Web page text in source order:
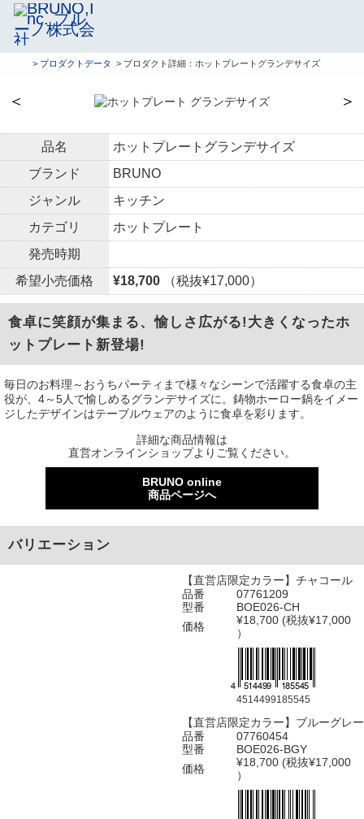
> プロダクトデータ > プロダクト詳細：ホットプレートグランデサイズ
＜ ＞
品名
ホットプレートグランデサイズ
ブランド
BRUNO
ジャンル
キッチン
カテゴリ
ホットプレート
発売時期
希望小売価格
¥18,700 （税抜¥17,000）
食卓に笑顔が集まる、愉しさ広がる!大きくなったホ
ットプレート新登場!
毎日のお料理～おうちパーティまで様々なシーンで活躍する食卓の主
役が、4～5人で愉しめるグランデサイズに。鋳物ホーロー鍋をイメー
ジしたデザインはテーブルウェアのように食卓を彩ります。
詳細な商品情報は
直営オンラインショップよりご覧ください。
BRUNO online
商品ページへ
バリエーション
【直営店限定カラー】チャコール
品番
07761209
型番
BOE026-CH
価格
¥18,700 (税抜¥17,000
）
4514499185545
【直営店限定カラー】ブルーグレー
品番
07760454
型番
BOE026-BGY
価格
¥18,700 (税抜¥17,000
）